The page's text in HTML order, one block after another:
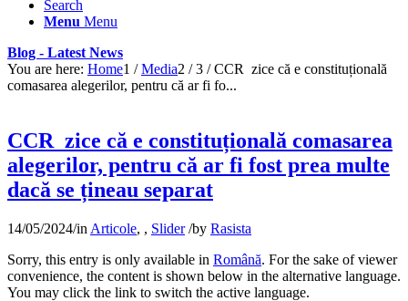
Search
Menu Menu
Blog - Latest News
You are here: Home1 / Media2 / 3 / CCR zice că e constituțională
comasarea alegerilor, pentru că ar fi fo...
CCR zice că e constituțională comasarea
alegerilor, pentru că ar fi fost prea multe
dacă se țineau separat
14/05/2024/in Articole, , Slider /by Rasista
Sorry, this entry is only available in Română. For the sake of viewer
convenience, the content is shown below in the alternative language.
You may click the link to switch the active language.